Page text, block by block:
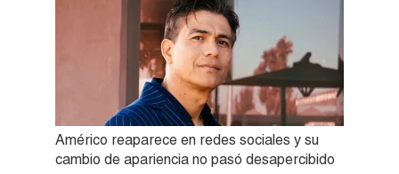
Américo reaparece en redes sociales y su
cambio de apariencia no pasó desapercibido